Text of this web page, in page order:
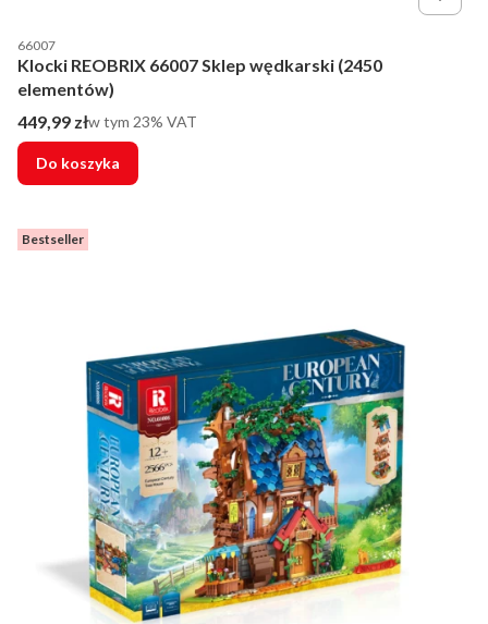
Kod producenta
66007
Klocki REOBRIX 66007 Sklep wędkarski (2450
elementów)
Cena brutto
449,99 złw tym %s VAT
w tym 23% VAT
Do koszyka
Bestseller